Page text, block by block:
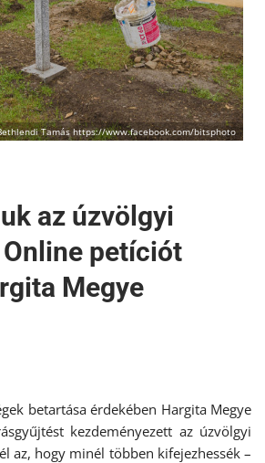
Tamás https://www.facebook.com/bitsphoto
az úzvölgyi
petíciót
Megye
betartása érdekében Hargita Megye
kezdeményezett az úzvölgyi
az, hogy minél többen kifejezhessék –